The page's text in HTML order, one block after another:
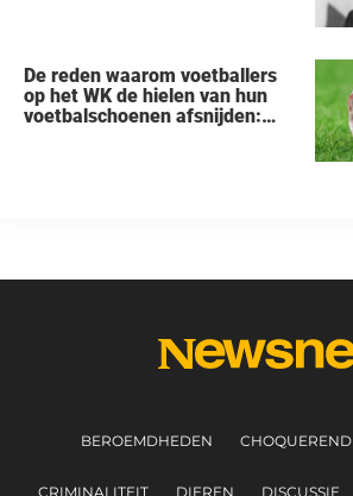
De reden waarom voetballers
op het WK de hielen van hun
voetbalschoenen afsnijden:
BEROEMDHEDEN CHOQUEREND
CRIMINALITEIT DIEREN DISCUSSIE